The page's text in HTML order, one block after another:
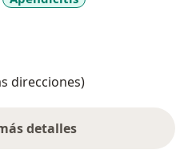
direcciones)
detalles
sobre la experiencia